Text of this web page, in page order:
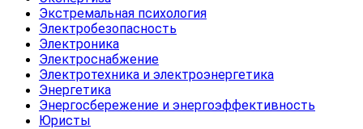
Экстремальная психология
Электробезопасность
Электроника
Электроснабжение
Электротехника и электроэнергетика
Энергетика
Энергосбережение и энергоэффективность
Юристы